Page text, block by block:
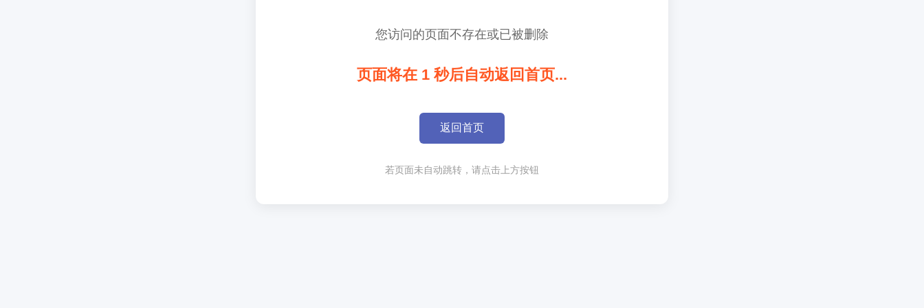
您访问的页面不存在或已被删除
页面将在 1 秒后自动返回首页...
返回首页
若页面未自动跳转，请点击上方按钮